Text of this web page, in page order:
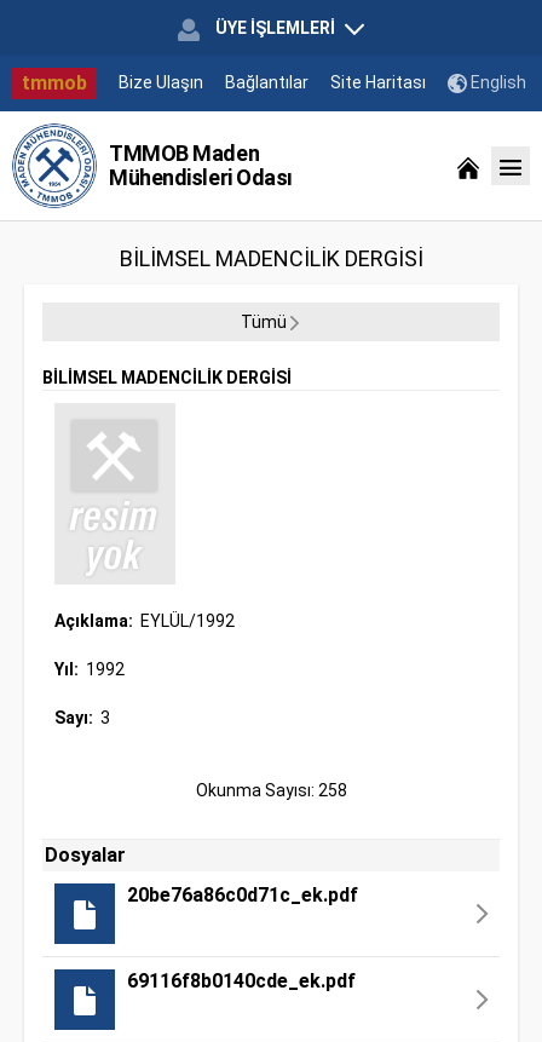
ÜYE İŞLEMLERİ
tmmob Bize Ulaşın Bağlantılar Site Haritası English
TMMOB Maden
Mühendisleri Odası
BİLİMSEL MADENCİLİK DERGİSİ
Tümü
BİLİMSEL MADENCİLİK DERGİSİ
Açıklama: EYLÜL/1992
Yıl: 1992
Sayı: 3
Okunma Sayısı: 258
Dosyalar
20be76a86c0d71c_ek.pdf
69116f8b0140cde_ek.pdf